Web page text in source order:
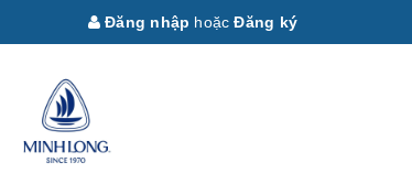
Đăng nhập hoặc Đăng ký